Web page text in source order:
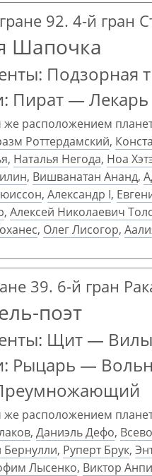
92. 4-й гран
Шапочка
Подзорная
Пират — Лекарь
же расположением
Роттердамский,
, Наталья Негода, Ноа
, Вишванатан Ананд,
, Александр I,
, Алексей Николаевич
, Олег Лисогор,
39. 6-й гран
поэт
Щит — Вилы
Рыцарь —
же расположением
, Даниэль Дефо,
Бернулли, Руперт Брук,
Лысенко, Виктор